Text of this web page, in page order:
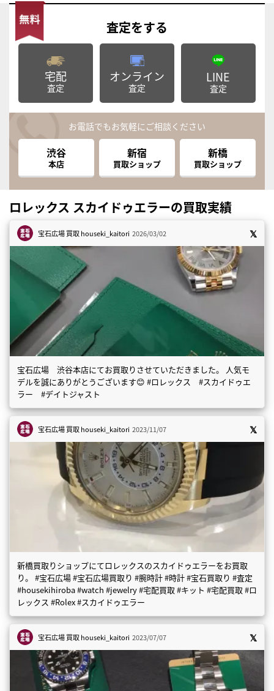
査定をする
宅配
査定
オンライン
査定
LINE
査定
お電話でもお気軽にご相談ください
渋谷
本店
新宿
買取ショップ
新橋
買取ショップ
ロレックス スカイドゥエラーの買取実績
宝石広場 買取houseki_kaitori 2026/03/02
宝石広場 渋谷本店にてお買取りさせていただきました。 人気モ
デルを誠にありがとうございます😊 #ロレックス #スカイドゥエ
ラー #デイトジャスト
宝石広場 買取houseki_kaitori 2023/11/07
新橋買取りショップにてロレックスのスカイドゥエラーをお買取
り。 #宝石広場 #宝石広場買取り #腕時計 #時計 #宝石買取り #査定
#housekihiroba #watch #jewelry #宅配買取 #キット #宅配買取 #ロ
レックス #Rolex #スカイドゥエラー
宝石広場 買取houseki_kaitori 2023/07/07